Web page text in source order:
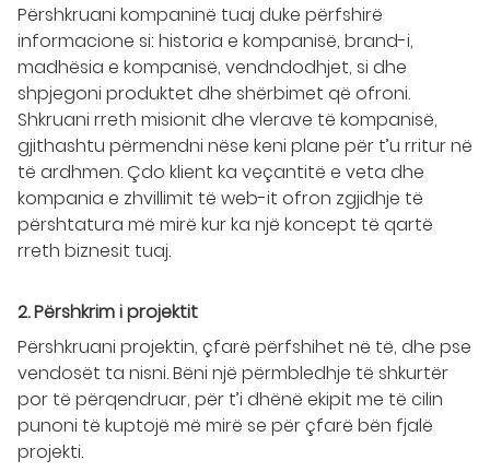
Përshkruani kompaninë tuaj duke përfshirë
informacione si: historia e kompanisë, brand-i,
madhësia e kompanisë, vendndodhjet, si dhe
shpjegoni produktet dhe shërbimet që ofroni.
Shkruani rreth misionit dhe vlerave të kompanisë,
gjithashtu përmendni nëse keni plane për t’u rritur në
të ardhmen. Çdo klient ka veçantitë e veta dhe
kompania e zhvillimit të web-it ofron zgjidhje të
përshtatura më mirë kur ka një koncept të qartë
rreth biznesit tuaj.
2. Përshkrim i projektit
Përshkruani projektin, çfarë përfshihet në të, dhe pse
vendosët ta nisni. Bëni një përmbledhje të shkurtër
por të përqendruar, për t’i dhënë ekipit me të cilin
punoni të kuptojë më mirë se për çfarë bën fjalë
projekti.